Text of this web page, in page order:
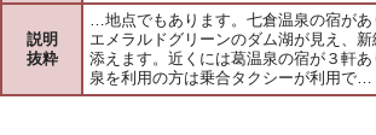
説明
抜粋
…地点でもあります。七倉温泉の宿があ
エメラルドグリーンのダム湖が見え、
添えます。近くには葛温泉の宿が３軒
泉を利用の方は乗合タクシーが利用で…